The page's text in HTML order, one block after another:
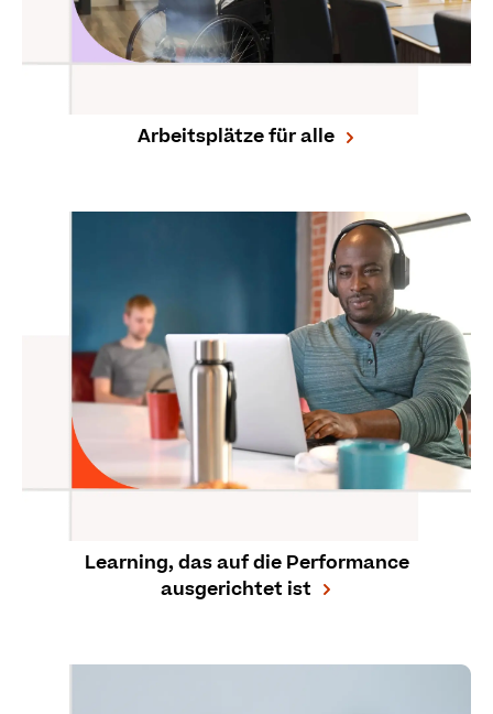
Arbeitsplätze für alle
Learning, das auf die Performance
ausgerichtet ist